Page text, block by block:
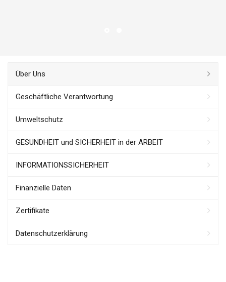
Über Uns
Geschäftliche Verantwortung
Umweltschutz
GESUNDHEIT und SICHERHEIT in der ARBEIT
ΙNFORMATIONSSICHERHEIT
Finanzielle Daten
Zertifikate
Datenschutzerklärung